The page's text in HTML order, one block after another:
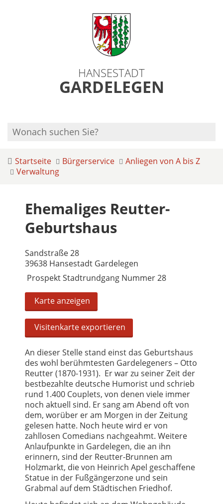
HANSESTADT
GARDELEGEN
Startseite Bürgerservice
Anliegen von A bis Z
Verwaltung
Ehemaliges Reutter-
Geburtshaus
Sandstraße 28
39638 Hansestadt Gardelegen
Prospekt Stadtrundgang Nummer 28
Karte anzeigen
Visitenkarte exportieren
An dieser Stelle stand einst das Geburtshaus
des wohl berühmtesten Gardelegeners – Otto
Reutter (1870-1931). Er war zu seiner Zeit der
bestbezahlte deutsche Humorist und schrieb
rund 1.400 Couplets, von denen viele immer
noch aktuell sind. Er sang am Abend oft von
dem, worüber er am Morgen in der Zeitung
gelesen hatte. Noch heute wird er von
zahllosen Comedians nachgeahmt. Weitere
Anlaufpunkte in Gardelegen, die an ihn
erinnern, sind der Reutter-Brunnen am
Holzmarkt, die von Heinrich Apel geschaffene
Statue in der Fußgängerzone und sein
Grabmal auf dem Städtischen Friedhof.